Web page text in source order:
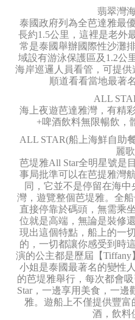
翡翠灣
泰國政府列為全芭達雅最
長約1.5公里，這裡是老外
常是泰國舉辦國際性沙灘
域設有游泳保護區及1.2公
海岸巡邏人員看管，可提供
順道看看當地最著
ALL
海上夜遊芭達雅灣，有精
+啤酒飲料無限暢飲，
ALL STAR(船上海鮮自助
麗
芭堤雅All Star全明星號是
事局批準可以在芭提雅灣
同，它並不是停留在海
灣，遊覽整個芭堤雅。全
直接停靠於碼頭，無需乘
位就是高端，無論是裝修
現出這個特點，船上的一
的，一切都讓你感受到時
演的公主都是歷屆【Tiffany
小姐是泰國最著名的變性
的芭堤雅舉行，每次都會
Star，一邊享用美食，一
雅。遊船上不僅提供豐
酒，飲料